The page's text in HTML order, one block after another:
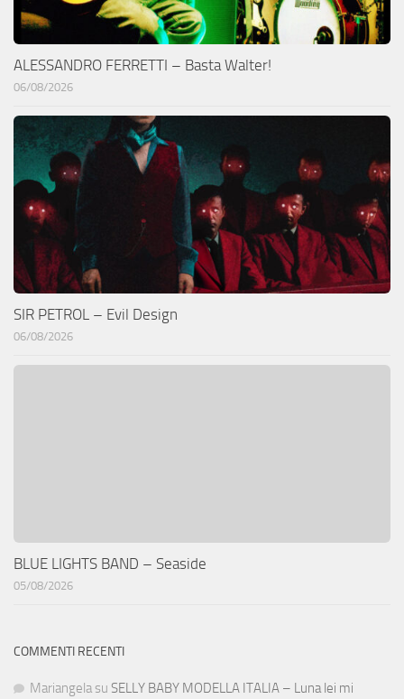
ALESSANDRO FERRETTI – Basta Walter!
06/08/2026
SIR PETROL – Evil Design
06/08/2026
BLUE LIGHTS BAND – Seaside
05/08/2026
COMMENTI RECENTI
Mariangela su SELLY BABY MODELLA ITALIA – Luna lei mi